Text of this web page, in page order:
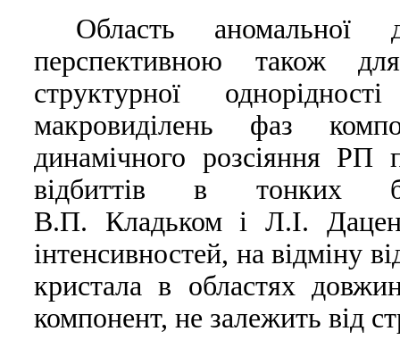
Область аномальної
перспективною також
структурної
макровидiлень фаз
динамiчного розсiяння РП
вiдбиттів в тонких
В.П. Кладьком i Л.I.
iнтенсивностей, на вiдмiну
кристала в областях
компонент, не залежить вiд